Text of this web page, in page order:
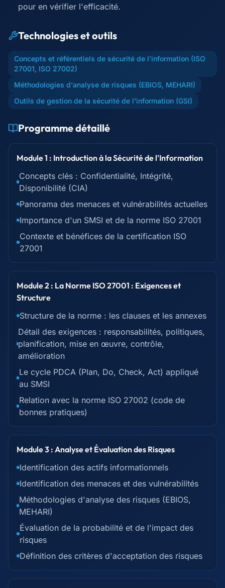
pour en vérifier l'efficacité.
Technologies et outils
Concepts et référentiels de sécurité de l'information (ISO
27001, ISO 27002)
Méthodologies d'analyse de risques (EBIOS, MEHARI)
Outils de gestion de la sécurité de l'information (GSI)
Programme détaillé
Module 1 : Introduction à la Sécurité de l'Information
Concepts clés : Confidentialité, Intégrité,
Disponibilité (CIA)
Panorama des menaces et vulnérabilités actuelles
Importance d'un SMSI et de la norme ISO 27001
Contexte et bénéfices de la certification ISO
27001
Module 2 : La Norme ISO 27001 : Exigences et
Structure
Structure de la norme : les clauses et les annexes
Détail des exigences : responsabilités, politiques,
planification, mise en œuvre, contrôle,
amélioration
Le cycle PDCA (Plan, Do, Check, Act) appliqué
au SMSI
Relation avec la norme ISO 27002 (code de
bonnes pratiques)
Module 3 : Analyse et Évaluation des Risques
Identification des actifs informationnels
Identification des menaces et des vulnérabilités
Méthodologies d'analyse des risques (EBIOS,
MEHARI)
Évaluation de la probabilité et de l'impact des
risques
Définition des critères d'acceptation des risques